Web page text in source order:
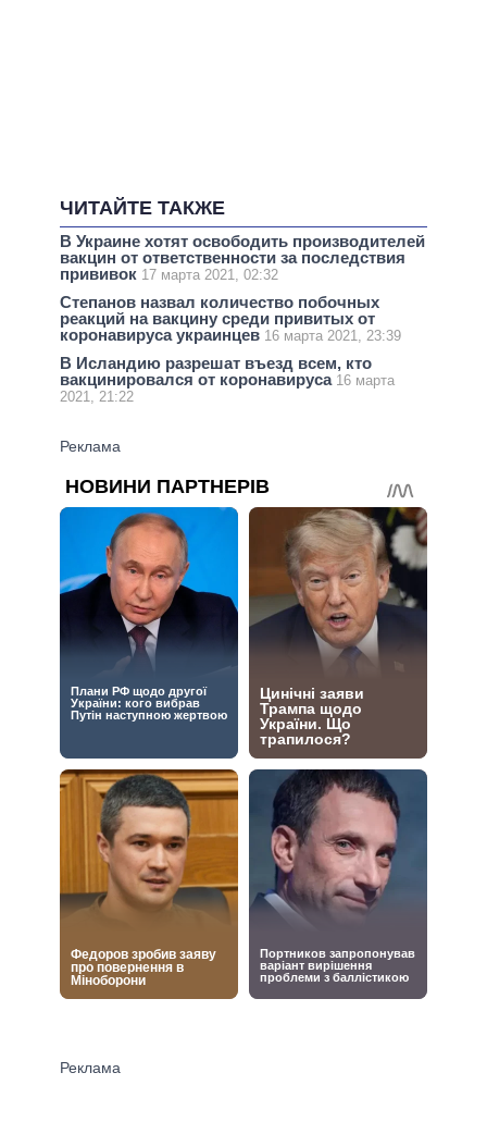
ЧИТАЙТЕ ТАКЖЕ
В Украине хотят освободить производителей
вакцин от ответственности за последствия
прививок 17 марта 2021, 02:32
Степанов назвал количество побочных
реакций на вакцину среди привитых от
коронавируса украинцев 16 марта 2021, 23:39
В Исландию разрешат въезд всем, кто
вакцинировался от коронавируса 16 марта
2021, 21:22